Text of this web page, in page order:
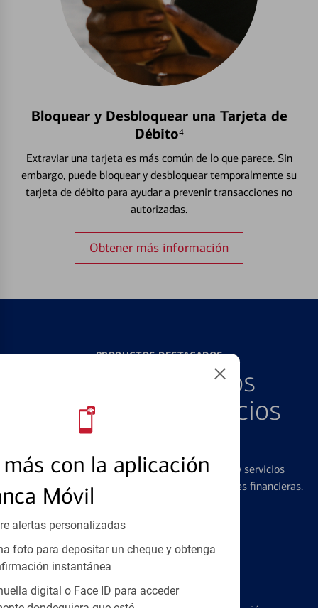
con la aplicación
Móvil
alertas personalizadas
foto para depositar un cheque y obtenga
instantánea
digital o Face ID para acceder
Bloquear y Desbloquear una Tarjeta de
Débito⁴
Extraviar una tarjeta es más común de lo que parece. Sin
embargo, puede bloquear y desbloquear temporalmente su
tarjeta de débito para ayudar a prevenir transacciones no
autorizadas.
Obtener más información
PRODUCTOS DESTACADOS
Explore Nuestros
Productos y Servicios
Destacados
Ofrecemos una amplia gama de productos y servicios
diseñados para ayudar con todas sus necesidades financieras.
Tarjetas de Crédito